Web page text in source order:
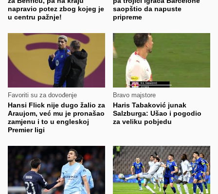
napravio potez zbog kojeg je
u centru pažnje!
saopštio da napuste
pripreme
Favoriti su za dovođenje
Hansi Flick nije dugo žalio za
Araujom, već mu je pronašao
zamjenu i to u engleskoj
Premier ligi
Bravo majstore
Haris Tabaković junak
Salzburga: Ušao i pogodio
za veliku pobjedu